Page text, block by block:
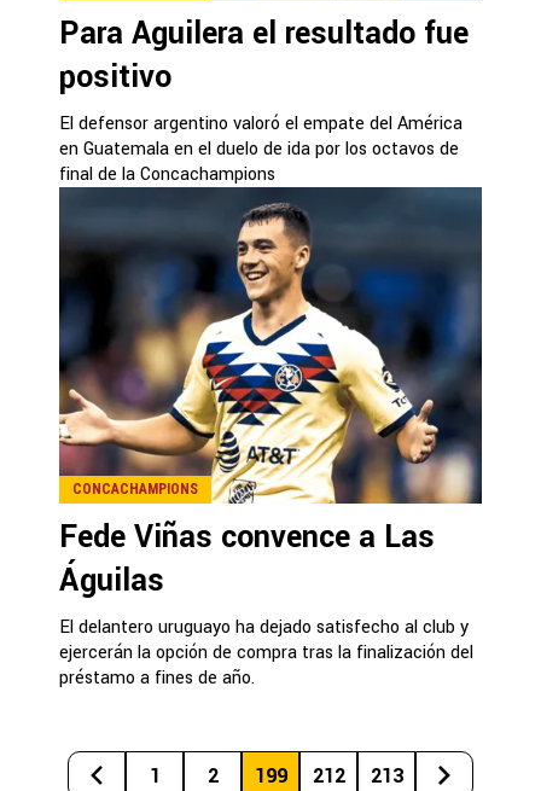
Para Aguilera el resultado fue
positivo
El defensor argentino valoró el empate del América
en Guatemala en el duelo de ida por los octavos de
final de la Concachampions
CONCACHAMPIONS
Fede Viñas convence a Las
Águilas
El delantero uruguayo ha dejado satisfecho al club y
ejercerán la opción de compra tras la finalización del
préstamo a fines de año.
1 2 199 212 213